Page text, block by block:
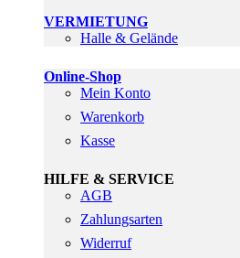
VERMIETUNG
Halle & Gelände
Online-Shop
Mein Konto
Warenkorb
Kasse
HILFE & SERVICE
AGB
Zahlungsarten
Widerruf